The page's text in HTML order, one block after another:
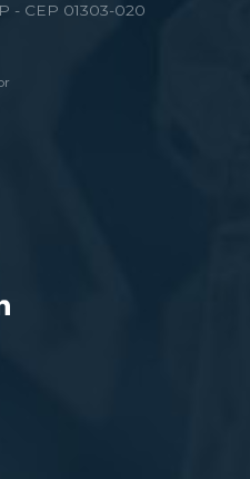
- CEP 01303-020